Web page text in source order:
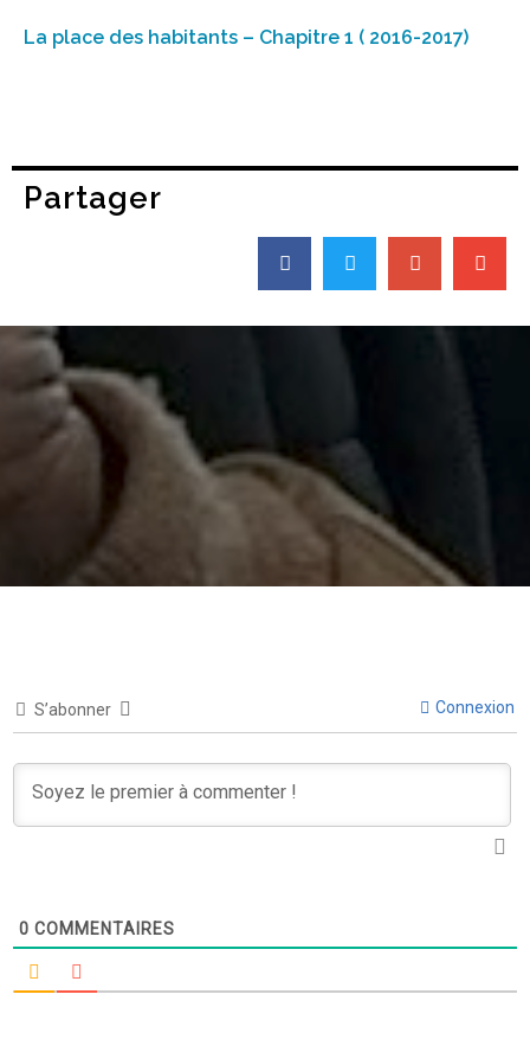
La place des habitants – Chapitre 1 ( 2016-2017)
Partager
S’abonner Connexion
0 COMMENTAIRES